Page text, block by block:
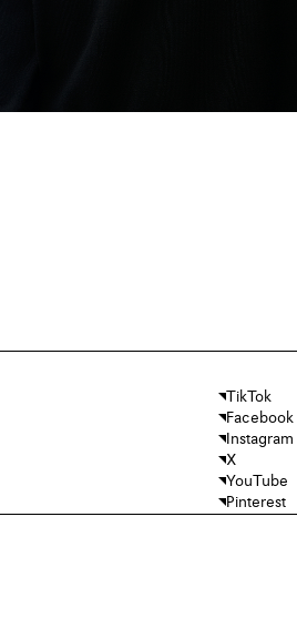
TikTok
Facebook
Instagram
X
YouTube
Pinterest